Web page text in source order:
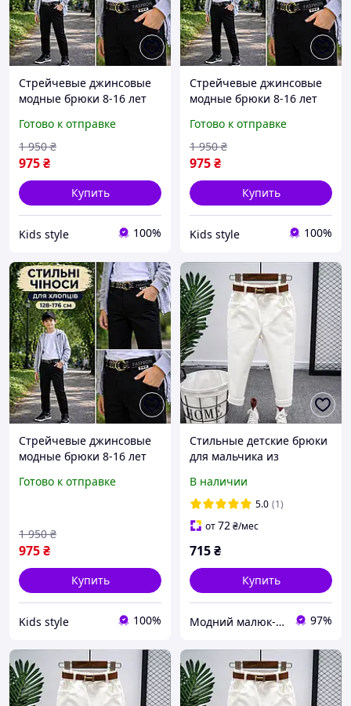
Стрейчевые джинсовые
модные брюки 8-16 лет
подростков , черные
классические зауженные
топ штаны для парней в
школу 152
Готово к отправке
975₴
1 950 ₴
Купить
Kids style 100%
Стрейчевые джинсовые
модные брюки 8-16 лет
подростков , черные
классические зауженные
топ штаны для парней в
школу 164
Готово к отправке
975₴
1 950 ₴
Купить
Kids style 100%
Стрейчевые джинсовые
модные брюки 8-16 лет
подростков , черные
школу 176
Готово к отправке
975₴
1 950 ₴
Купить
Kids style 100%
Стильные детские брюки
для мальчика из
эластаном, зауженные
книзу, на резинке с
карманами и ремнем 90
В наличии
5.0 (1)
от72₴/мес
715₴
Купить
Модний малюк-інтернет магазин диячого одягу 97%